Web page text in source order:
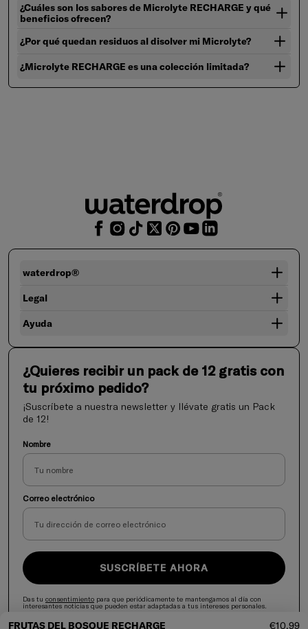
FRUTAS DEL BOSQUE RECHARGE Precio
€10,99
¿Cuáles son los sabores de Microlyte RECHARGE y qué
beneficios ofrecen?
¿Por qué quedan residuos al disolver mi Microlyte?
¿Microlyte RECHARGE es una colección limitada?
waterdrop®
Legal
Ayuda
¿Quieres recibir un pack de 12 gratis con
tu próximo pedido?
¡Suscríbete a nuestra newsletter y llévate gratis un Pack
de 12!
Nombre
Correo electrónico
SUSCRÍBETE AHORA
Das tu consentimiento para que periódicamente te mantengamos al día con
interesantes noticias que pueden estar adaptadas a tus intereses personales.